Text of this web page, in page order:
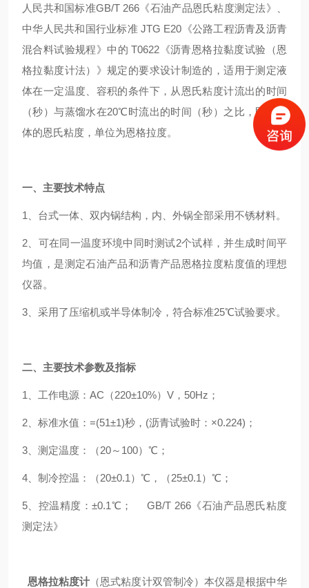
人民共和国标准GB/T 266《石油产品恩氏粘度测定法》、
中华人民共和国行业标准 JTG E20《公路工程沥青及沥青
混合料试验规程》中的 T0622《沥青恩格拉黏度试验（恩
格拉黏度计法）》规定的要求设计制造的，适用于测定液
体在一定温度、容积的条件下，从恩氏粘度计流出的时间
（秒）与蒸馏水在20℃时流出的时间（秒）之比，即为液
体的恩氏粘度，单位为恩格拉度。
一、主要技术特点
1、台式一体、双内锅结构，内、外锅全部采用不锈材料。
2、可在同一温度环境中同时测试2个试样，并生成时间平
均值，是测定石油产品和沥青产品恩格拉度粘度值的理想
仪器。
3、采用了压缩机或半导体制冷，符合标准25℃试验要求。
二、主要技术参数及指标
1、工作电源：AC（220±10%）V，50Hz；
2、标准水值：=(51±1)秒，(沥青试验时：×0.224)；
3、测定温度：（20～100）℃；
4、制冷控温：（20±0.1）℃，（25±0.1）℃；
5、控温精度：±0.1℃； GB/T 266《石油产品恩氏粘度
测定法》
恩格拉粘度计 （恩式粘度计双管制冷）本仪器是根据中华